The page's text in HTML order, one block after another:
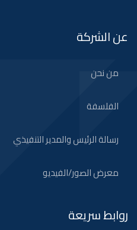
عن الشركة
من نحن
الفلسفة
رسالة الرئيس والمدير التنفيذي
معرض الصور/الفيديو
روابط سريعة